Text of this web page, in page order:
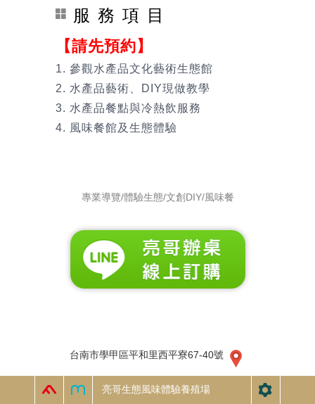
服 務 項 目
【請先預約】
1. 參觀水產品文化藝術生態館
2. 水產品藝術、DIY現做教學
3. 水產品餐點與冷熱飲服務
4. 風味餐館及生態體驗
專業導覽/體驗生態/文創DIY/風味餐
台南市學甲區平和里西平寮67-40號
亮哥生態風味體驗養殖場